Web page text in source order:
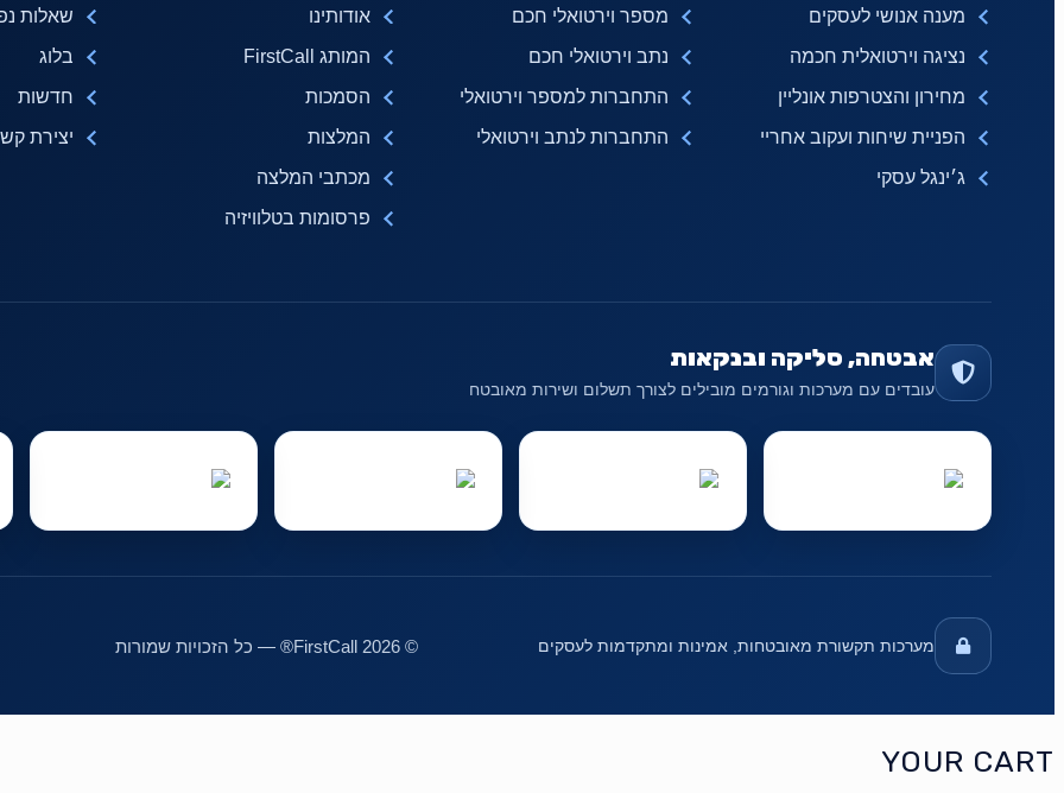
מענה אנושי לעסקים
נציגה וירטואלית חכמה
מחירון והצטרפות אונליין
הפניית שיחות ועקוב אחריי
ג׳ינגל עסקי
מספר וירטואלי חכם
נתב וירטואלי חכם
התחברות למספר וירטואלי
התחברות לנתב וירטואלי
אודותינו
המותג FirstCall
הסמכות
המלצות
מכתבי המלצה
פרסומות בטלוויזיה
שאלות
בלוג
חדשות
יצירת
אבטחה, סליקה ובנקאות
עובדים עם מערכות וגורמים מובילים לצורך תשלום ושירות מאובטח
מערכות תקשורת מאובטחות, אמינות ומתקדמות לעסקים © 2026 FirstCall® — כל הזכויות שמורות
YOUR CART